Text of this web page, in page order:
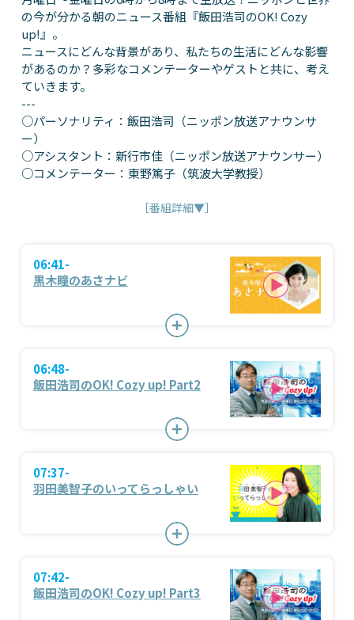
の今が分かる朝のニュース番組『飯田浩司のOK! Cozy
up!』。
ニュースにどんな背景があり、私たちの生活にどんな影響
があるのか？多彩なコメンテーターやゲストと共に、考え
ていきます。
---
○パーソナリティ：飯田浩司（ニッポン放送アナウンサ
ー）
○アシスタント：新行市佳（ニッポン放送アナウンサー）
○コメンテーター：東野篤子（筑波大学教授）
［番組詳細▼］
06:41-
黒木瞳のあさナビ
06:48-
飯田浩司のOK! Cozy up! Part2
07:37-
羽田美智子のいってらっしゃい
07:42-
飯田浩司のOK! Cozy up! Part3